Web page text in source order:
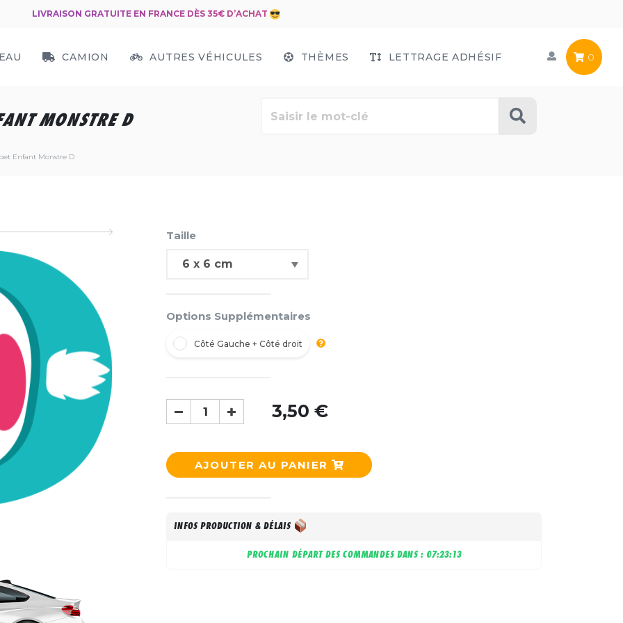
LIVRAISON GRATUITE EN FRANCE DÈS 35€ D’ACHAT
CAMION AUTRES VÉHICULES THÈMES LETTRAGE ADHÉSIF 0
MONSTRE D
Enfant Monstre D
Taille
Options Supplémentaires
Côté Gauche + Côté droit
3,50 €
AJOUTER AU PANIER
INFOS PRODUCTION & DÉLAIS
PROCHAIN DÉPART DES COMMANDES DANS : 07:23:12